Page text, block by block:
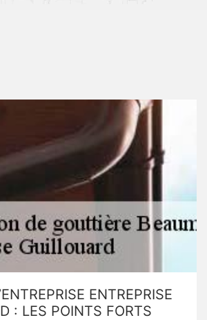
ENTREPRISE
: LES POINTS FORTS